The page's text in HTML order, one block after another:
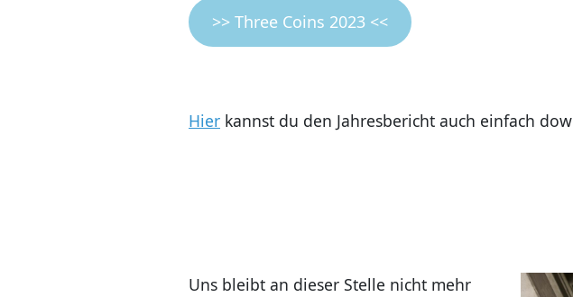
>> Three Coins 2023 <<
Hier kannst du den Jahresbericht auch einfach
Uns bleibt an dieser Stelle nicht mehr